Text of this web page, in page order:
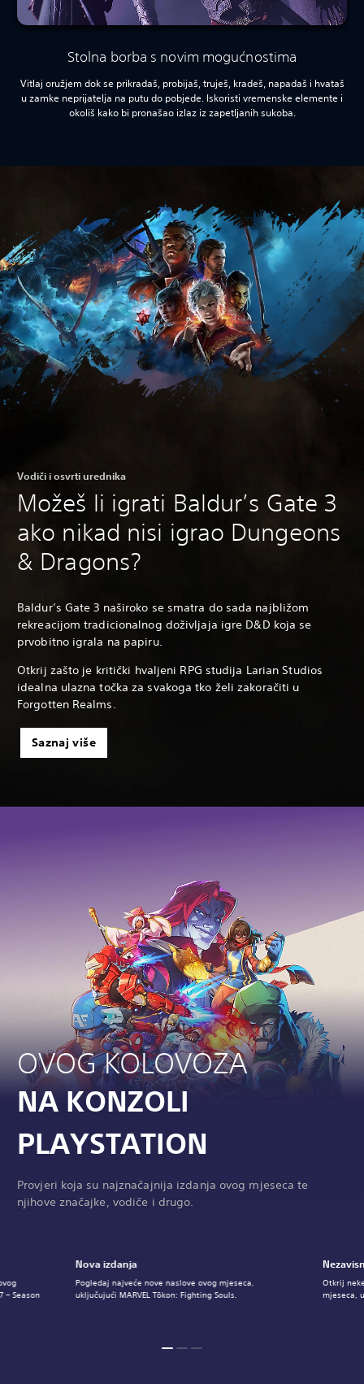
Stolna borba s novim mogućnostima
Vitlaj oružjem dok se prikradaš, probijaš, truješ, kradeš, napadaš i hvataš
u zamke neprijatelja na putu do pobjede. Iskoristi vremenske elemente i
okoliš kako bi pronašao izlaz iz zapetljanih sukoba.
Vodiči i osvrti urednika
Možeš li igrati Baldur’s Gate 3
ako nikad nisi igrao Dungeons
& Dragons?
Baldur’s Gate 3 naširoko se smatra do sada najbližom
rekreacijom tradicionalnog doživljaja igre D&D koja se
prvobitno igrala na papiru.
Otkrij zašto je kritički hvaljeni RPG studija Larian Studios
idealna ulazna točka za svakoga tko želi zakoračiti u
Forgotten Realms.
Saznaj više
OVOG KOLOVOZA
NA KONZOLI
PLAYSTATION
Provjeri koja su najznačajnija izdanja ovog mjeseca te
njihove značajke, vodiče i drugo.
Nova izdanja
Pogledaj najveće nove naslove ovog mjeseca,
uključujući MARVEL Tōkon: Fighting Souls.
Otkrij
mjeseca,
– Season